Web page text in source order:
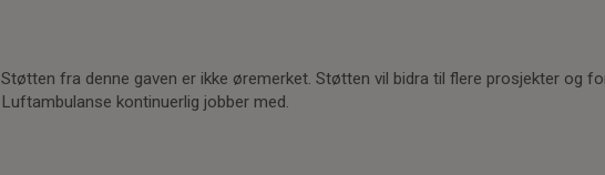
Støtten fra denne gaven er ikke øremerket. Støtten vil bidra til flere prosjekter og
Luftambulanse kontinuerlig jobber med.